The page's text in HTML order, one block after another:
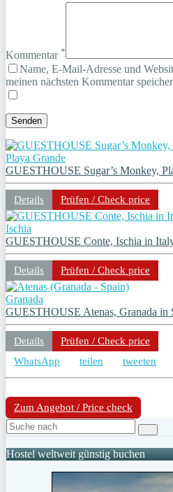
Kommentar *
Name, E-Mail-Adresse und
meinen nächsten Kommentar
Playa Grande
GUESTHOUSE Sugar’s Monkey,
Details Prüfen / Check price
Ischia
GUESTHOUSE Conte, Ischia in
Details Prüfen / Check price
Granada
GUESTHOUSE Atenas, Granada in
Details
Prüfen / Check price
WhatsApp
teilen tweeten
Zum Angebot / Price check
Hostel weltweit günstig buchen